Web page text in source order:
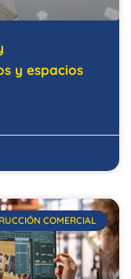
y espacios
COMERCIAL